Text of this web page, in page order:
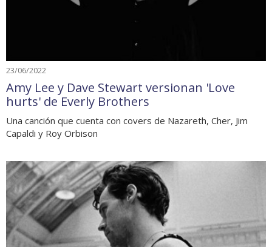
23/06/2022
Amy Lee y Dave Stewart versionan 'Love
hurts' de Everly Brothers
Una canción que cuenta con covers de Nazareth, Cher, Jim
Capaldi y Roy Orbison